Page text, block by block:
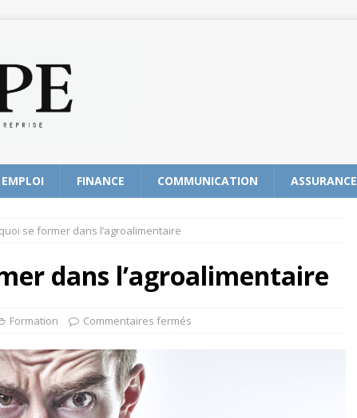
EMPLOI FINANCE COMMUNICATION ASSURANCE
se former dans l’agroalimentaire
dans l’agroalimentaire
Formation Commentaires fermés